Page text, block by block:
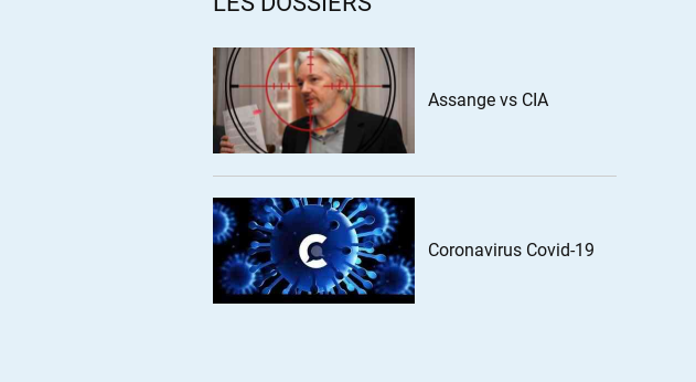
Assange vs CIA
Coronavirus Covid-19